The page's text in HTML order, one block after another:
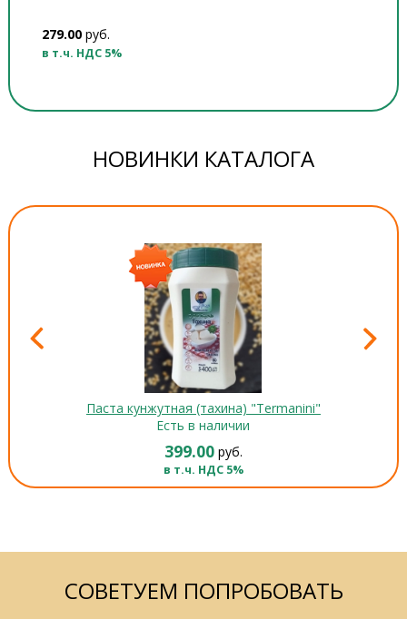
279.00руб.
в т.ч. НДС 5%
НОВИНКИ КАТАЛОГА
Паста кунжутная (тахина) "Termanini"
Есть в наличии
399.00руб.
в т.ч. НДС 5%
СОВЕТУЕМ ПОПРОБОВАТЬ